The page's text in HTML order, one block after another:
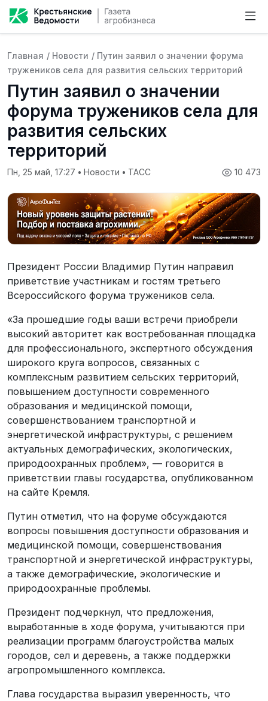
Главная / Новости / Путин заявил о значении форума
тружеников села для развития сельских территорий
Путин заявил о значении
форума тружеников села для
развития сельских
территорий
10 473
Пн, 25 май, 17:27 • Новости • ТАСС
Президент России Владимир Путин направил
приветствие участникам и гостям третьего
Всероссийского форума тружеников села.
«За прошедшие годы ваши встречи приобрели
высокий авторитет как востребованная площадка
для профессионального, экспертного обсуждения
широкого круга вопросов, связанных с
комплексным развитием сельских территорий,
повышением доступности современного
образования и медицинской помощи,
совершенствованием транспортной и
энергетической инфраструктуры, с решением
актуальных демографических, экологических,
природоохранных проблем», — говорится в
приветствии главы государства, опубликованном
на сайте Кремля.
Путин отметил, что на форуме обсуждаются
вопросы повышения доступности образования и
медицинской помощи, совершенствования
транспортной и энергетической инфраструктуры,
а также демографические, экологические и
природоохранные проблемы.
Президент подчеркнул, что предложения,
выработанные в ходе форума, учитываются при
реализации программ благоустройства малых
городов, сел и деревень, а также поддержки
агропромышленного комплекса.
Глава государства выразил уверенность, что